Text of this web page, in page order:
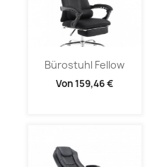
Bürostuhl Fellow
Von159,46 €